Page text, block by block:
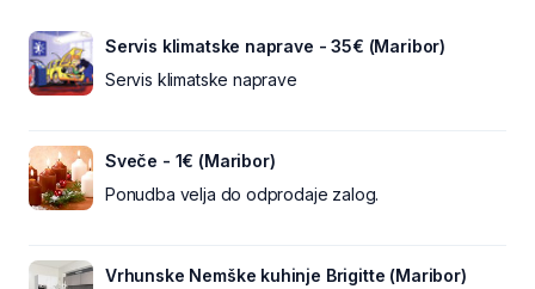
Servis klimatske naprave - 35€ (Maribor)
Servis klimatske naprave
Sveče - 1€ (Maribor)
Ponudba velja do odprodaje zalog.
Vrhunske Nemške kuhinje Brigitte (Maribor)